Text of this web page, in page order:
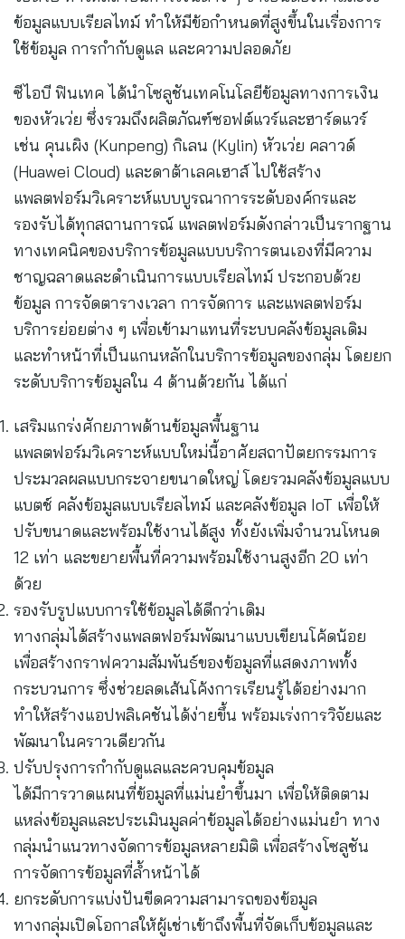
ข้อมูลแบบเรียลไทม์ ทำให้มีข้อกำหนดที่สูงขึ้นในเรื่องการ
ใช้ข้อมูล การกำกับดูแล และความปลอดภัย
ซีไอบี ฟินเทค ได้นำโซลูชันเทคโนโลยีข้อมูลทางการเงิน
ของหัวเว่ย ซึ่งรวมถึงผลิตภัณฑ์ซอฟต์แวร์และฮาร์ดแวร์
เช่น คุนเผิง (Kunpeng) กิเลน (Kylin) หัวเว่ย คลาวด์
(Huawei Cloud) และดาต้าเลคเฮาส์ ไปใช้สร้าง
แพลตฟอร์มวิเคราะห์แบบบูรณาการระดับองค์กรและ
รองรับได้ทุกสถานการณ์ แพลตฟอร์มดังกล่าวเป็นรากฐาน
ทางเทคนิคของบริการข้อมูลแบบบริการตนเองที่มีความ
ชาญฉลาดและดำเนินการแบบเรียลไทม์ ประกอบด้วย
ข้อมูล การจัดตารางเวลา การจัดการ และแพลตฟอร์ม
บริการย่อยต่าง ๆ เพื่อเข้ามาแทนที่ระบบคลังข้อมูลเดิม
และทำหน้าที่เป็นแกนหลักในบริการข้อมูลของกลุ่ม โดยยก
ระดับบริการข้อมูลใน 4 ด้านด้วยกัน ได้แก่
เสริมแกร่งศักยภาพด้านข้อมูลพื้นฐาน
แพลตฟอร์มวิเคราะห์แบบใหม่นี้อาศัยสถาปัตยกรรมการ
ประมวลผลแบบกระจายขนาดใหญ่ โดยรวมคลังข้อมูลแบบ
แบตช์ คลังข้อมูลแบบเรียลไทม์ และคลังข้อมูล IoT เพื่อให้
ปรับขนาดและพร้อมใช้งานได้สูง ทั้งยังเพิ่มจำนวนโหนด
12 เท่า และขยายพื้นที่ความพร้อมใช้งานสูงอีก 20 เท่า
ด้วย
รองรับรูปแบบการใช้ข้อมูลได้ดีกว่าเดิม
ทางกลุ่มได้สร้างแพลตฟอร์มพัฒนาแบบเขียนโค้ดน้อย
เพื่อสร้างกราฟความสัมพันธ์ของข้อมูลที่แสดงภาพทั้ง
กระบวนการ ซึ่งช่วยลดเส้นโค้งการเรียนรู้ได้อย่างมาก
ทำให้สร้างแอปพลิเคชันได้ง่ายขึ้น พร้อมเร่งการวิจัยและ
พัฒนาในคราวเดียวกัน
ปรับปรุงการกำกับดูแลและควบคุมข้อมูล
ได้มีการวาดแผนที่ข้อมูลที่แม่นยำขึ้นมา เพื่อให้ติดตาม
แหล่งข้อมูลและประเมินมูลค่าข้อมูลได้อย่างแม่นยำ ทาง
กลุ่มนำแนวทางจัดการข้อมูลหลายมิติ เพื่อสร้างโซลูชัน
การจัดการข้อมูลที่ล้ำหน้าได้
ยกระดับการแบ่งปันขีดความสามารถของข้อมูล
ทางกลุ่มเปิดโอกาสให้ผู้เช่าเข้าถึงพื้นที่จัดเก็บข้อมูลและ